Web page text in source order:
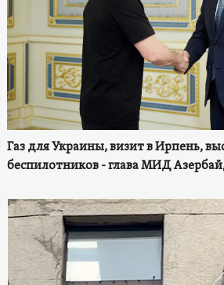
Газ для Украины, визит в Ирпень,
беспилотников - глава МИД